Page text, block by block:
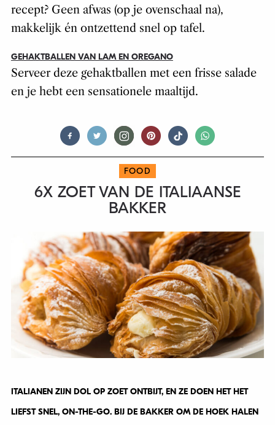
recept? Geen afwas (op je ovenschaal na),
makkelijk én ontzettend snel op tafel.
GEHAKTBALLEN VAN LAM EN OREGANO
Serveer deze gehaktballen met een frisse salade
en je hebt een sensationele maaltijd.
FOOD
6X ZOET VAN DE ITALIAANSE
BAKKER
ITALIANEN ZIJN DOL OP ZOET ONTBIJT, EN ZE DOEN HET HET
LIEFST SNEL, ON-THE-GO. BIJ DE BAKKER OM DE HOEK HALEN